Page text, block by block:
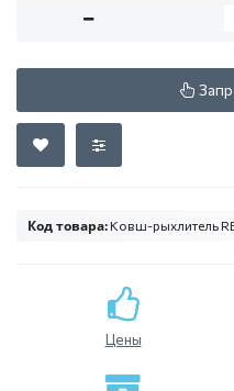
Код товара: Ковш-рыхлитель
Цены